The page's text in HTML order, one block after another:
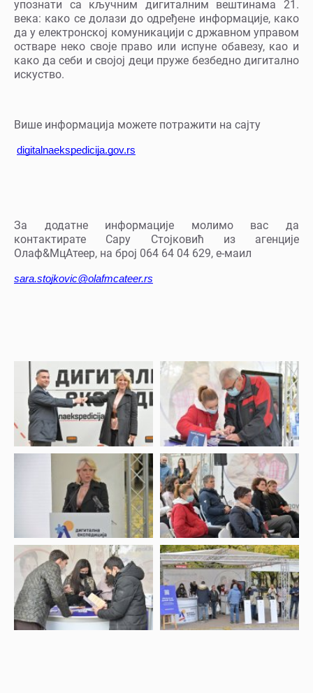
упознати са кључним дигиталним вештинама 21.
века: како се долази до одређене информације, како
да у електронској комуникацији с државном управом
остваре неко своје право или испуне обавезу, као и
како да себи и својој деци пруже безбедно дигитално
искуство.
Више информација можете потражити на сајту
digitalnaekspedicija.gov.rs
За додатне информације молимо вас да
контактирате Сару Стојковић из агенције
Олаф&МцАтеер, на број 064 64 04 629, е-маил
sara.stojkovic@olafmcateer.rs